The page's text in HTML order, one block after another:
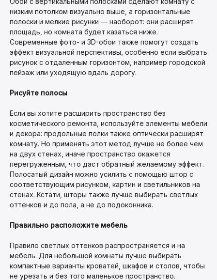
низким потолком визуально выше, а горизонтальные
полоски и мелкие рисунки — наоборот: они расширят
площадь, но комната будет казаться ниже.
Современные фото- и 3D-обои также помогут создать
эффект визуальной перспективы, особенно если выбрать
рисунок с отдаленным горизонтом, например городской
пейзаж или уходящую вдаль дорогу.
Рисуйте полосы
Если вы хотите расширить пространство без
косметического ремонта, используйте элементы мебели
и декора: продольные полки также оптически расширят
комнату. Но применять этот метод лучше не более чем
на двух стенах, иначе пространство окажется
перегруженным, что даст обратный желаемому эффект.
Полосатый дизайн можно усилить с помощью штор с
соответствующим рисунком, картин и светильников на
стенах. Кстати, шторы также лучше выбирать светлых
оттенков и до пола, а не до подоконника.
Правильно расположите мебель
Правило светлых оттенков распространяется и на
мебель. Для небольшой комнаты лучше выбирать
компактные варианты кроватей, шкафов и столов, чтобы
не урезать и без того маленькое пространство.